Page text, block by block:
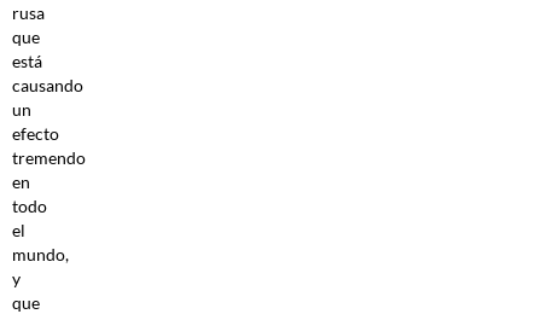
rusa
que
está
causando
un
efecto
tremendo
en
todo
el
mundo,
y
que